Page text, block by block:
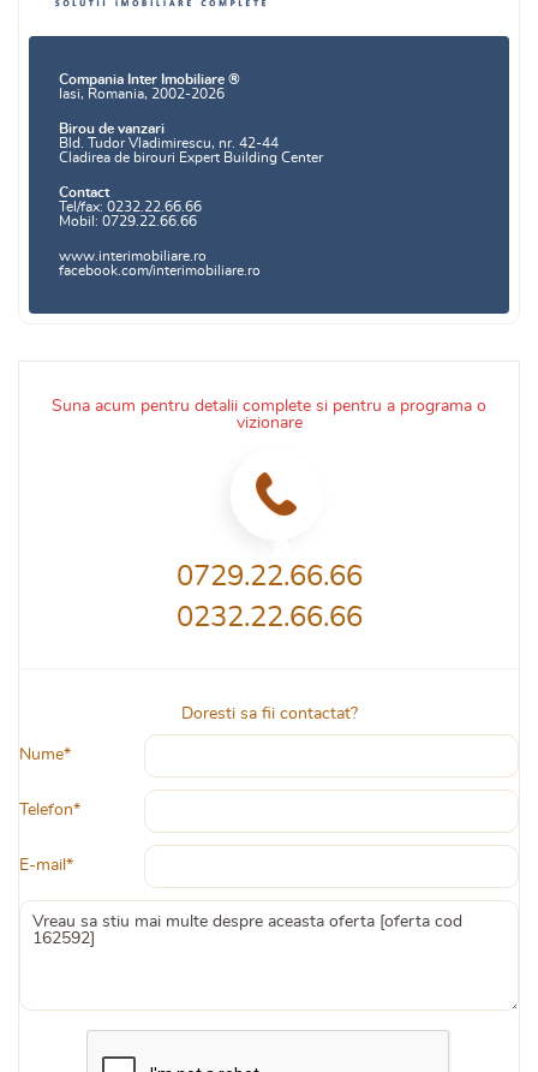
Suna acum pentru detalii complete si pentru a programa o
vizionare
0729.22.66.66
0232.22.66.66
Doresti sa fii contactat?
Nume*
Telefon*
E-mail*
Compania Inter Imobiliare ®
Iasi, Romania, 2002-2026
Birou de vanzari
Bld. Tudor Vladimirescu, nr. 42-44
Cladirea de birouri Expert Building Center
Contact
Tel/fax: 0232.22.66.66
Mobil: 0729.22.66.66
www.interimobiliare.ro
facebook.com/interimobiliare.ro